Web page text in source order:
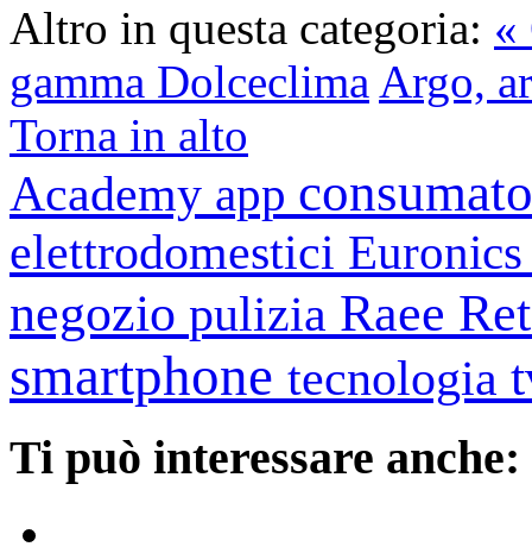
Altro in questa categoria: «
gamma Dolceclima Argo,
Torna in alto
Academy app
elettrodomestici
negozio pulizia Raee
smartphone tecnologia
Ti può interessare anche: